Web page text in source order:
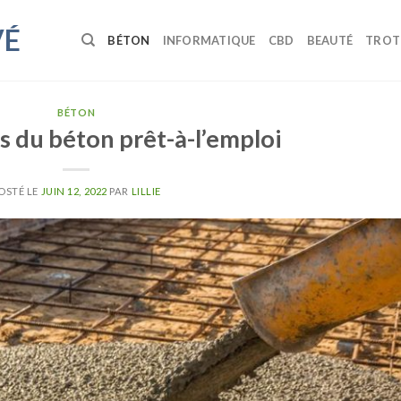
BÉTON INFORMATIQUE CBD BEAUTÉ
BÉTON
du béton prêt-à-l’emploi
LE JUIN 12, 2022 PAR LILLIE